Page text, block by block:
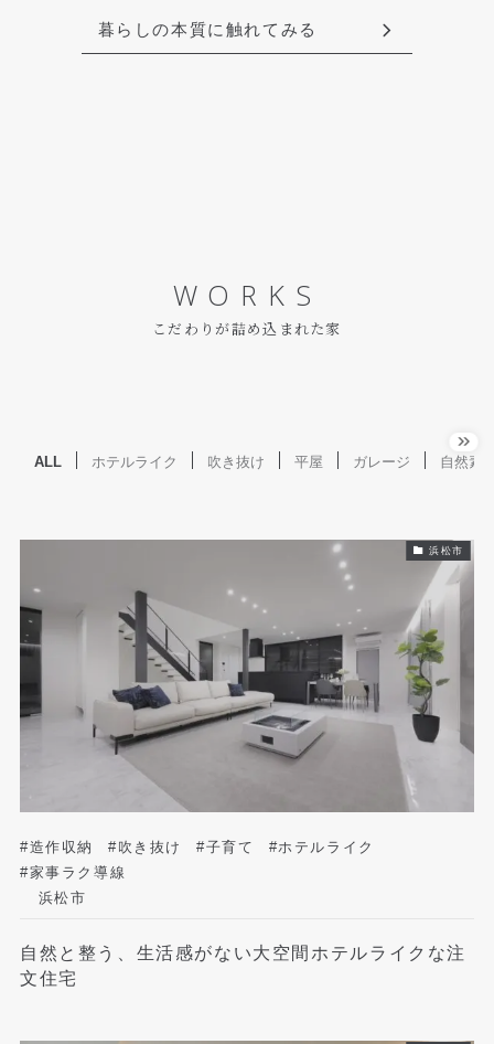
暮らしの本質に触れてみる
WORKS
こだわりが詰め込まれた家
ALL ホテルライク 吹き抜け 平屋 ガレージ 自然素
浜松市
#造作収納 #吹き抜け #子育て
#ホテルライク
#家事ラク導線
浜松市
自然と整う、生活感がない大空間ホテルライクな注
文住宅